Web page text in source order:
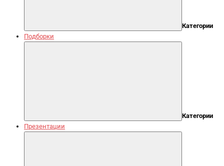
Категории
Подборки
Категории
Презентации